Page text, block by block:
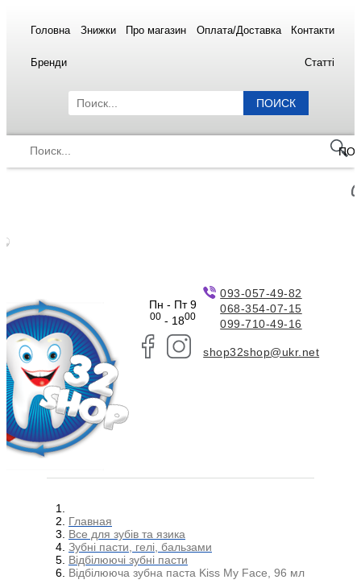
Головна Знижки Про магазин Оплата/Доставка Контакти
Бренди Статті
ПОИСК
Пн - Пт 9
00- 1800
093-057-49-82
068-354-07-15
099-710-49-16
shop32shop@ukr.net
Главная
Все для зубів та язика
Зубні пасти, гелі, бальзами
Відбілюючі зубні пасти
Відбілююча зубна паста Kiss My Face, 96 мл